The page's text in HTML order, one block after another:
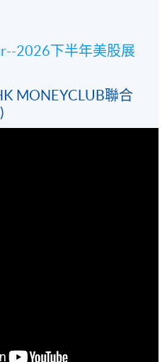
2026下半年美股展
MONEYCLUB聯合